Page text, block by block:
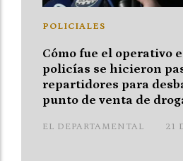
Cómo fue el operativo
policías se hicieron
repartidores para
punto de venta de
EL DEPARTAMENTAL
POLICIALES
21